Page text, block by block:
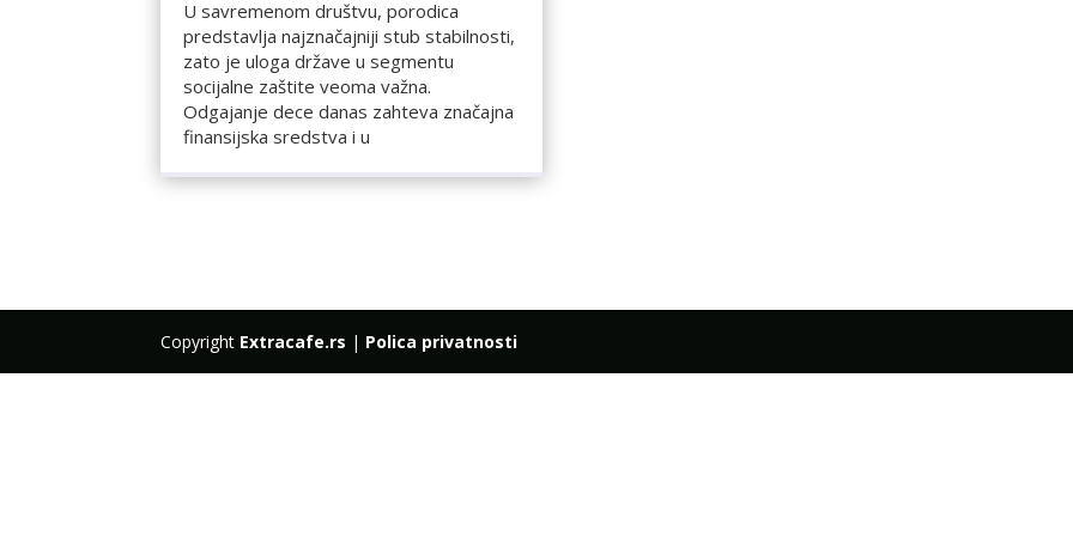
U savremenom društvu, porodica
predstavlja najznačajniji stub stabilnosti,
zato je uloga države u segmentu
socijalne zaštite veoma važna.
Odgajanje dece danas zahteva značajna
finansijska sredstva i u
Copyright Extracafe.rs | Polica privatnosti